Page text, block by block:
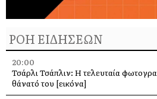
ΡΟΗ ΕΙΔΗΣΕΩΝ
20:00
Τσάρλι Τσάπλιν: Η τελευταία
θάνατό του [εικόνα]